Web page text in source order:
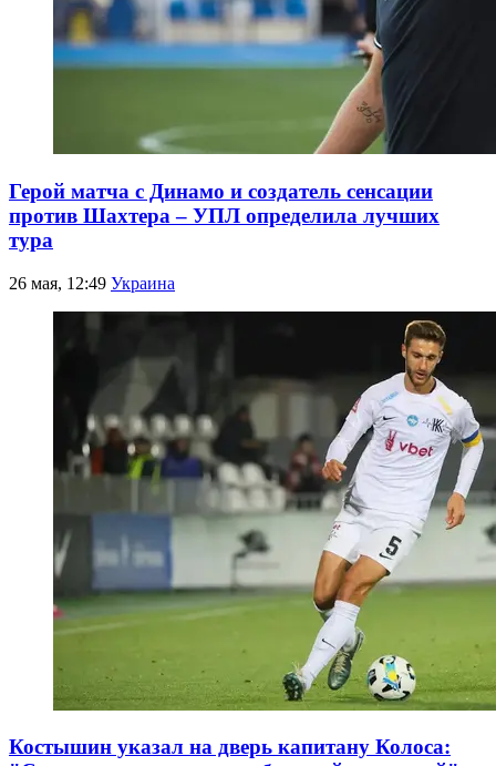
Герой матча с Динамо и создатель сенсации
против Шахтера – УПЛ определила лучших
тура
26 мая, 12:49 Украина
Костышин указал на дверь капитану Колоса: